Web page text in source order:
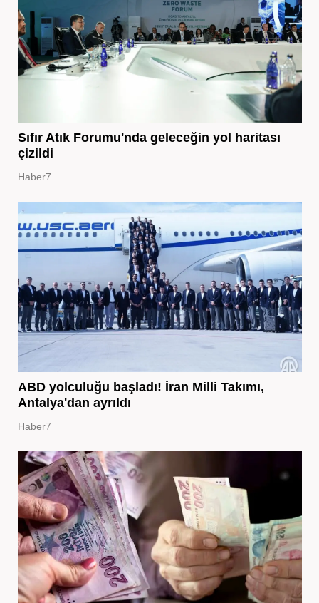
Sıfır Atık Forumu'nda geleceğin yol haritası
çizildi
Haber7
ABD yolculuğu başladı! İran Milli Takımı,
Antalya'dan ayrıldı
Haber7